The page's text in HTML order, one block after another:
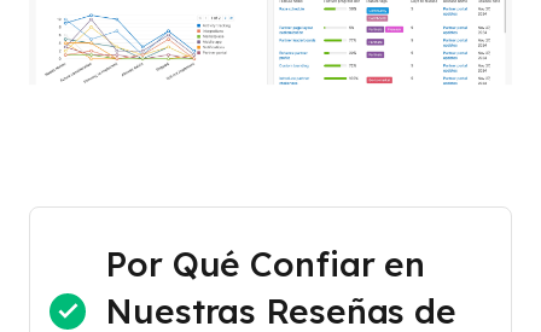
Por Qué Confiar en
Nuestras Reseñas de